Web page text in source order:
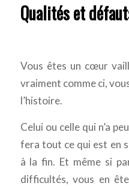
Qualités et
Vous êtes un cœur
vraiment comme ci,
l’histoire.
Celui ou celle qui n’a
fera tout ce qui est en
à la fin. Et même si
difficultés, vous en